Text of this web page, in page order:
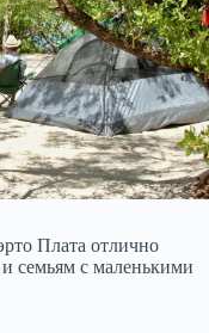
Плата отлично
семьям с маленькими